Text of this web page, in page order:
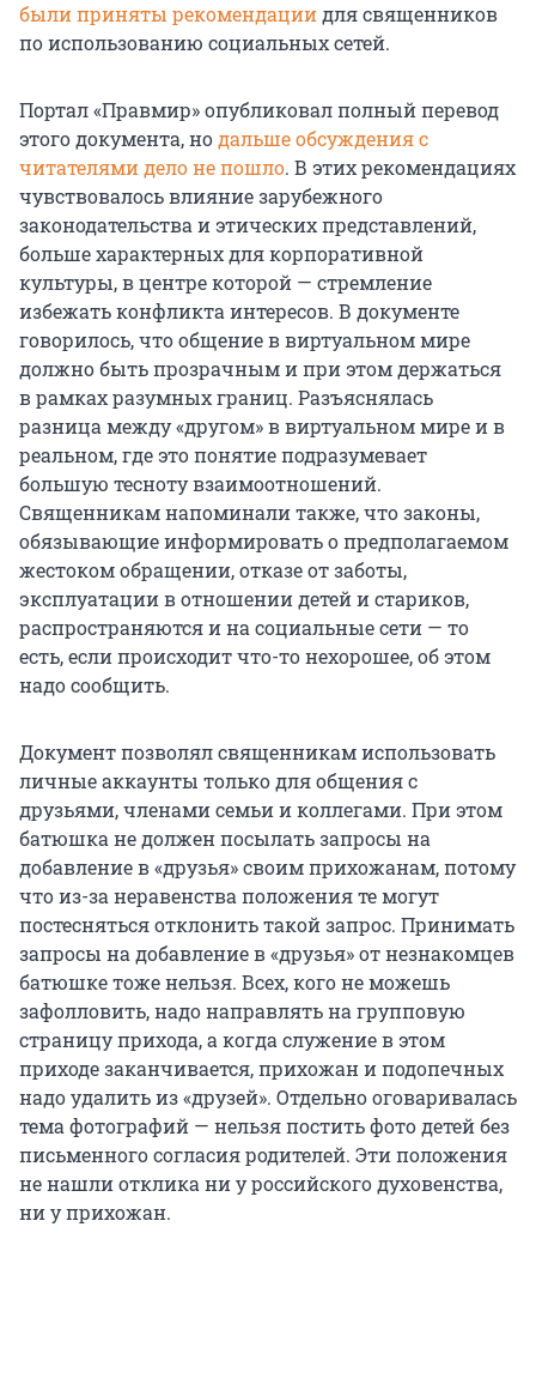
были приняты рекомендациидля священников
по использованию социальных сетей.
Портал «Правмир» опубликовал полный перевод
этого документа, нодальше обсуждения с
читателями дело не пошло. В этих рекомендациях
чувствовалось влияние зарубежного
законодательства и этических представлений,
больше характерных для корпоративной
культуры, в центре которой — стремление
избежать конфликта интересов. В документе
говорилось, что общение в виртуальном мире
должно быть прозрачным и при этом держаться
в рамках разумных границ. Разъяснялась
разница между «другом» в виртуальном мире и в
реальном, где это понятие подразумевает
большую тесноту взаимоотношений.
Священникам напоминали также, что законы,
обязывающие информировать о предполагаемом
жестоком обращении, отказе от заботы,
эксплуатации в отношении детей и стариков,
распространяются и на социальные сети — то
есть, если происходит что-то нехорошее, об этом
надо сообщить.
Документ позволял священникам использовать
личные аккаунты только для общения с
друзьями, членами семьи и коллегами. При этом
батюшка не должен посылать запросы на
добавление в «друзья» своим прихожанам, потому
что из-за неравенства положения те могут
постесняться отклонить такой запрос. Принимать
запросы на добавление в «друзья» от незнакомцев
батюшке тоже нельзя. Всех, кого не можешь
зафолловить, надо направлять на групповую
страницу прихода, а когда служение в этом
приходе заканчивается, прихожан и подопечных
надо удалить из «друзей». Отдельно оговаривалась
тема фотографий — нельзя постить фото детей без
письменного согласия родителей. Эти положения
не нашли отклика ни у российского духовенства,
ни у прихожан.